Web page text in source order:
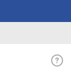
AAC